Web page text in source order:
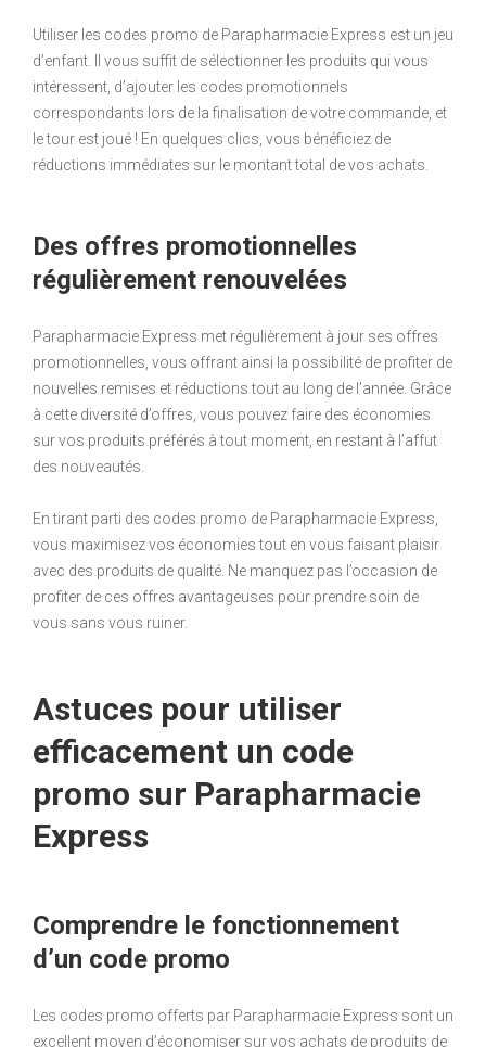
Utiliser les codes promo de Parapharmacie Express est un jeu
d’enfant. Il vous suffit de sélectionner les produits qui vous
intéressent, d’ajouter les codes promotionnels
correspondants lors de la finalisation de votre commande, et
le tour est joué ! En quelques clics, vous bénéficiez de
réductions immédiates sur le montant total de vos achats.
Des offres promotionnelles
régulièrement renouvelées
Parapharmacie Express met régulièrement à jour ses offres
promotionnelles, vous offrant ainsi la possibilité de profiter de
nouvelles remises et réductions tout au long de l’année. Grâce
à cette diversité d’offres, vous pouvez faire des économies
sur vos produits préférés à tout moment, en restant à l’affut
des nouveautés.
En tirant parti des codes promo de Parapharmacie Express,
vous maximisez vos économies tout en vous faisant plaisir
avec des produits de qualité. Ne manquez pas l’occasion de
profiter de ces offres avantageuses pour prendre soin de
vous sans vous ruiner.
Astuces pour utiliser
efficacement un code
promo sur Parapharmacie
Express
Comprendre le fonctionnement
d’un code promo
Les codes promo offerts par Parapharmacie Express sont un
excellent moyen d’économiser sur vos achats de produits de